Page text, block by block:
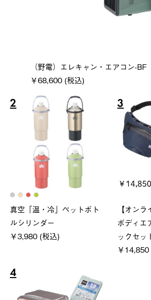
（野電）エレキャン・エアコン-BF
￥68,600 (税込)
2
真空「温・冷」ペットボト
ルシリンダー
￥3,980 (税込)
3
【オン
ボディエ
ックセッ
￥
4